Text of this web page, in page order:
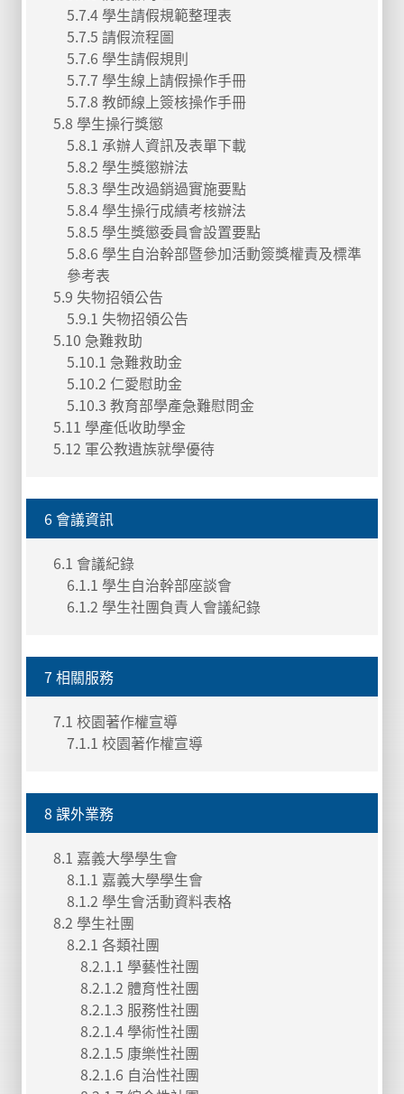
5.7.4 學生請假規範整理表
5.7.5 請假流程圖
5.7.6 學生請假規則
5.7.7 學生線上請假操作手冊
5.7.8 教師線上簽核操作手冊
5.8 學生操行獎懲
5.8.1 承辦人資訊及表單下載
5.8.2 學生獎懲辦法
5.8.3 學生改過銷過實施要點
5.8.4 學生操行成績考核辦法
5.8.5 學生獎懲委員會設置要點
5.8.6 學生自治幹部暨參加活動簽獎權責及標準
參考表
5.9 失物招領公告
5.9.1 失物招領公告
5.10 急難救助
5.10.1 急難救助金
5.10.2 仁愛慰助金
5.10.3 教育部學產急難慰問金
5.11 學產低收助學金
5.12 軍公教遺族就學優待
6 會議資訊
6.1 會議紀錄
6.1.1 學生自治幹部座談會
6.1.2 學生社團負責人會議紀錄
7 相關服務
7.1 校園著作權宣導
7.1.1 校園著作權宣導
8 課外業務
8.1 嘉義大學學生會
8.1.1 嘉義大學學生會
8.1.2 學生會活動資料表格
8.2 學生社團
8.2.1 各類社團
8.2.1.1 學藝性社團
8.2.1.2 體育性社團
8.2.1.3 服務性社團
8.2.1.4 學術性社團
8.2.1.5 康樂性社團
8.2.1.6 自治性社團